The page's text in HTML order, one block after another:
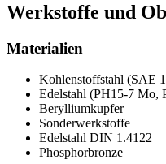
Werkstoffe und
Materialien
Kohlenstoffstahl (SAE
Edelstahl (PH15-7 Mo,
Berylliumkupfer
Sonderwerkstoffe
Edelstahl DIN 1.4122
Phosphorbronze